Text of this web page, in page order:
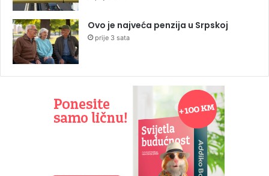
Ovo je najveća penzija u Srpskoj
prije 3 sata